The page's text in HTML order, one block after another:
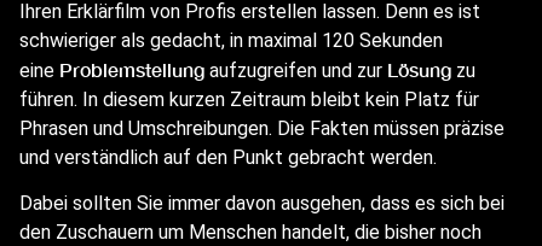
Ihren Erklärfilm von Profis erstellen lassen. Denn es ist
schwieriger als gedacht, in maximal 120 Sekunden
eine Problemstellung aufzugreifen und zur Lösung zu
führen. In diesem kurzen Zeitraum bleibt kein Platz für
Phrasen und Umschreibungen. Die Fakten müssen präzise
und verständlich auf den Punkt gebracht werden.
Dabei sollten Sie immer davon ausgehen, dass es sich bei
den Zuschauern um Menschen handelt, die bisher noch